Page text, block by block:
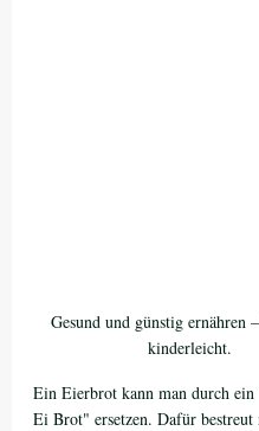
Gesund und günstig ernähren
kinderleicht.
Ein Eierbrot kann man durch
Ei Brot" ersetzen. Dafür bestreut